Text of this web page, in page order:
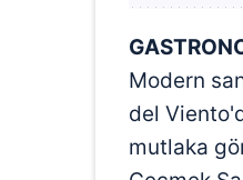
Modern
del
mutlaka